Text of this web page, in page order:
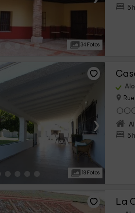
34 Fotos
5
›
18 Fotos
5
La